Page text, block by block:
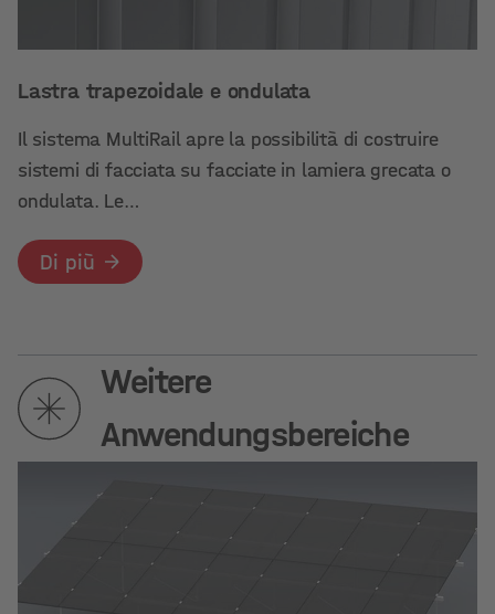
Lastra trapezoidale e ondulata
Il sistema MultiRail apre la possibilità di costruire
sistemi di facciata su facciate in lamiera grecata o
ondulata. Le…
Di più
Weitere
Anwendungsbereiche